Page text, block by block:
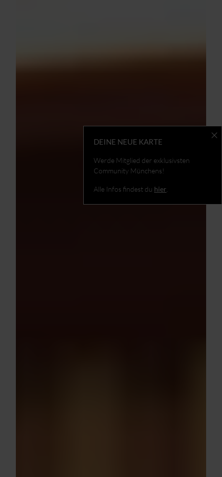
DEINE NEUE KARTE
Werde Mitglied der exklusivsten
Community Münchens!
Alle Infos findest du hier.